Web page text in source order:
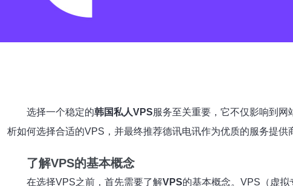
选择一个稳定的韩国私人VPS服务至关重要，它不仅影响到
析如何选择合适的VPS，并最终推荐德讯电讯作为优质的服务提供
了解VPS的基本概念
在选择VPS之前，首先需要了解VPS的基本概念。VPS（虚